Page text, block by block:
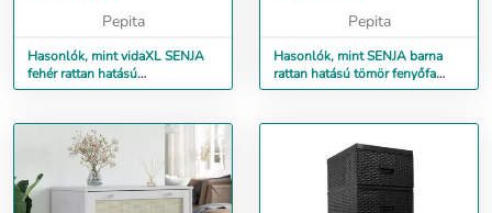
Pepita
Hasonlók, mint vidaXL SENJA
fehér rattan hatású
magasszekrény 90 x 40 x 112
Pepita
Hasonlók, mint SENJA barna
rattan hatású tömör fenyőfa
komód 80 x 40 x 80 cm